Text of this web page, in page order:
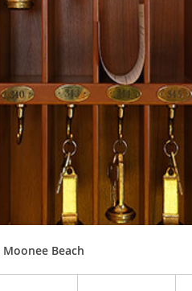
Beach